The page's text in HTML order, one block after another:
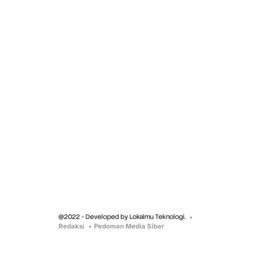
@2022 - Developed by Lokalmu Teknologi.
Redaksi Pedoman Media Siber